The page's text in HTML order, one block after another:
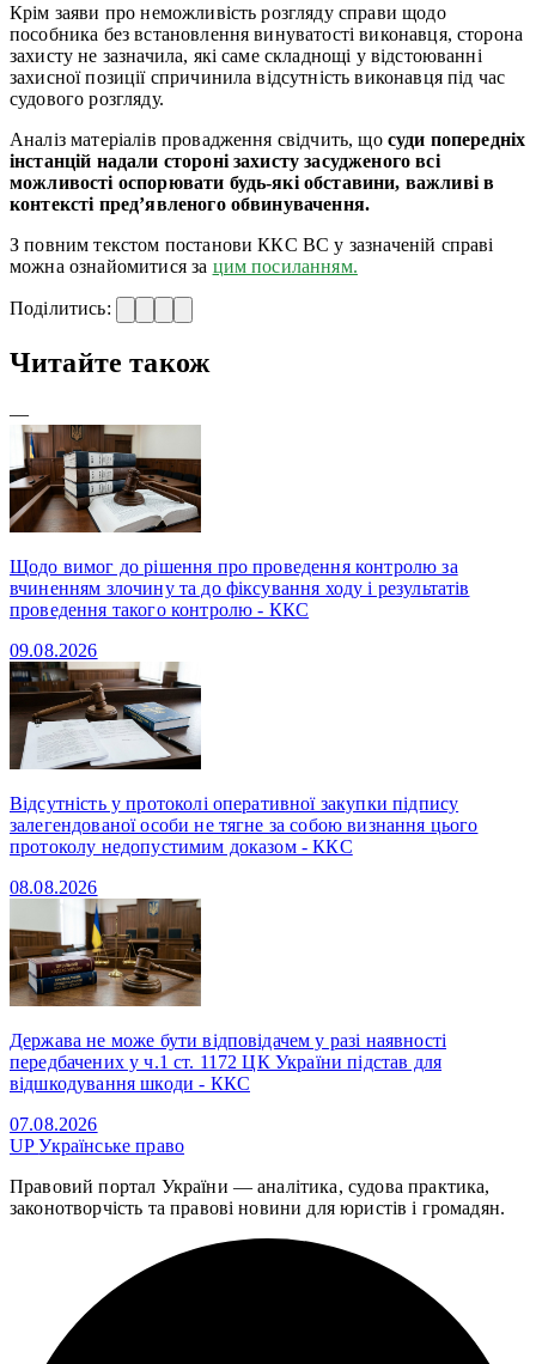
Крім заяви про неможливість розгляду справи щодо
пособника без встановлення винуватості виконавця, сторона
захисту не зазначила, які саме складнощі у відстоюванні
захисної позиції спричинила відсутність виконавця під час
судового розгляду.
Аналіз матеріалів провадження свідчить, що суди попередніх
інстанцій надали стороні захисту засудженого всі
можливості оспорювати будь-які обставини, важливі в
контексті пред’явленого обвинувачення.
З повним текстом постанови ККС ВС у зазначеній справі
можна ознайомитися за цим посиланням.
Поділитись:
Читайте також
—
Щодо вимог до рішення про проведення контролю за
вчиненням злочину та до фіксування ходу і результатів
проведення такого контролю - ККС
09.08.2026
Відсутність у протоколі оперативної закупки підпису
залегендованої особи не тягне за собою визнання цього
протоколу недопустимим доказом - ККС
08.08.2026
Держава не може бути відповідачем у разі наявності
передбачених у ч.1 ст. 1172 ЦК України підстав для
відшкодування шкоди - ККС
07.08.2026
UPУкраїнське право
Правовий портал України — аналітика, судова практика,
законотворчість та правові новини для юристів і громадян.